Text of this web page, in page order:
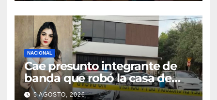
NACIONAL
Cae presunto integrante de
banda que robó la casa de
Karely Ruiz
5 AGOSTO, 2026